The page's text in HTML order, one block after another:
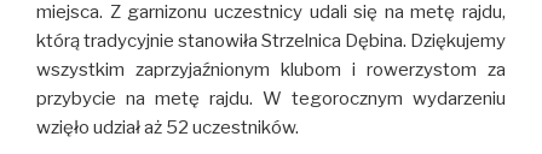
miejsca. Z garnizonu uczestnicy udali się na metę rajdu,
którą tradycyjnie stanowiła Strzelnica Dębina. Dziękujemy
wszystkim zaprzyjaźnionym klubom i rowerzystom za
przybycie na metę rajdu. W tegorocznym wydarzeniu
wzięło udział aż 52 uczestników.